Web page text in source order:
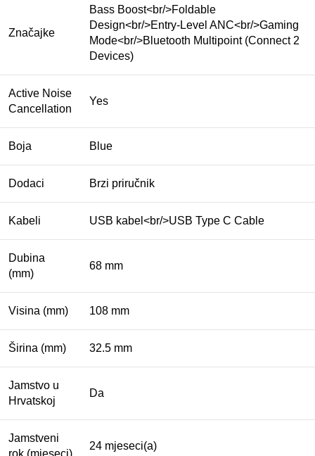
Značajke
Bass Boost<br/>Foldable
Design<br/>Entry-Level ANC<br/>Gaming
Mode<br/>Bluetooth Multipoint (Connect 2
Devices)
Active Noise
Cancellation
Yes
Boja Blue
Dodaci Brzi priručnik
Kabeli USB kabel<br/>USB Type C Cable
Dubina
(mm)
68 mm
Visina (mm) 108 mm
Širina (mm) 32.5 mm
Jamstvo u
Hrvatskoj
Da
Jamstveni
24 mjeseci(a)